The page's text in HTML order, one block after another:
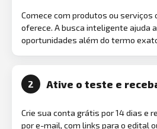
Comece com produtos ou serviços
oferece. A busca inteligente ajuda
oportunidades além do termo
2 Ative o teste e
Crie sua conta grátis por 14 dias e
por e-mail, com links para o edital